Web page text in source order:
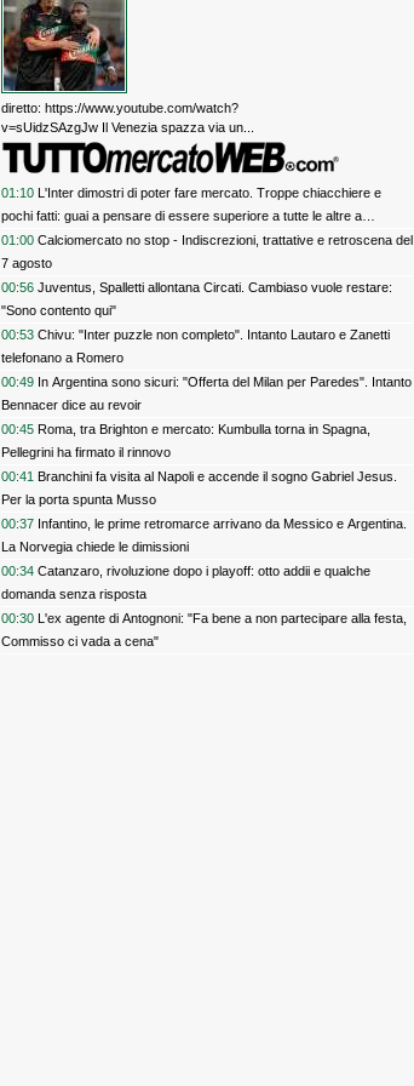
diretto: https://www.youtube.com/watch?
v=sUidzSAzgJw Il Venezia spazza via un...
01:10 L'Inter dimostri di poter fare mercato. Troppe chiacchiere e
pochi fatti: guai a pensare di essere superiore a tutte le altre a
prescindere. Juve, il portiere può diventare un "problema". Milan-Leao,
serve una decisione netta
01:00 Calciomercato no stop - Indiscrezioni, trattative e retroscena del
7 agosto
00:56 Juventus, Spalletti allontana Circati. Cambiaso vuole restare:
"Sono contento qui"
00:53 Chivu: "Inter puzzle non completo". Intanto Lautaro e Zanetti
telefonano a Romero
00:49 In Argentina sono sicuri: "Offerta del Milan per Paredes". Intanto
Bennacer dice au revoir
00:45 Roma, tra Brighton e mercato: Kumbulla torna in Spagna,
Pellegrini ha firmato il rinnovo
00:41 Branchini fa visita al Napoli e accende il sogno Gabriel Jesus.
Per la porta spunta Musso
00:37 Infantino, le prime retromarce arrivano da Messico e Argentina.
La Norvegia chiede le dimissioni
00:34 Catanzaro, rivoluzione dopo i playoff: otto addii e qualche
domanda senza risposta
00:30 L'ex agente di Antognoni: "Fa bene a non partecipare alla festa,
Commisso ci vada a cena"